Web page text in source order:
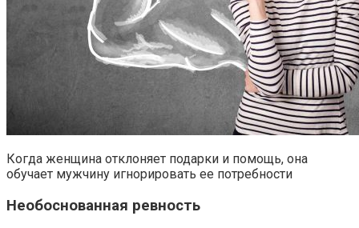
Когда женщина отклоняет подарки и помощь, она
обучает мужчину игнорировать ее потребности
Необоснованная ревность